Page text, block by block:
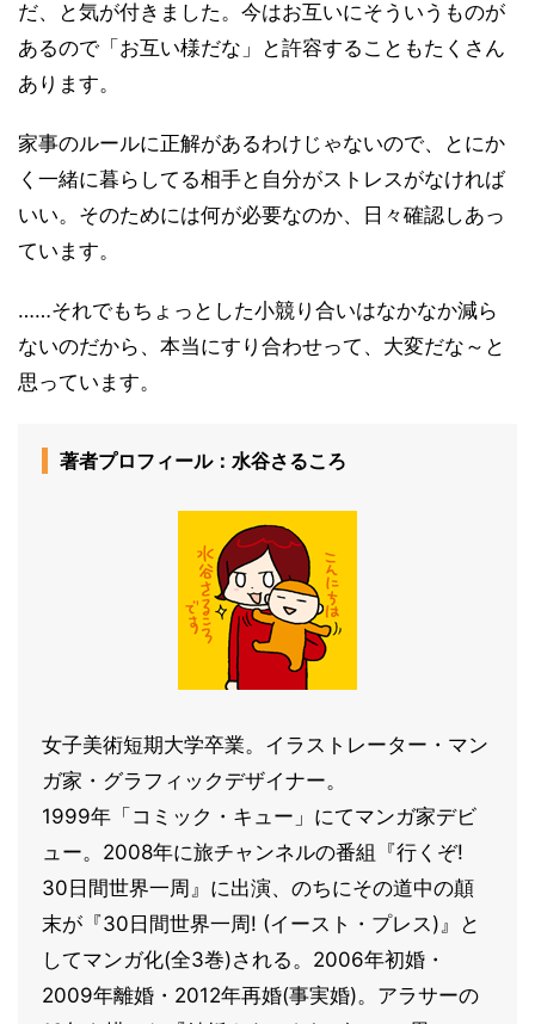
だ、と気が付きました。今はお互いにそういうものが
あるので「お互い様だな」と許容することもたくさん
あります。
家事のルールに正解があるわけじゃないので、とにか
く一緒に暮らしてる相手と自分がストレスがなければ
いい。そのためには何が必要なのか、日々確認しあっ
ています。
……それでもちょっとした小競り合いはなかなか減ら
ないのだから、本当にすり合わせって、大変だな～と
思っています。
著者プロフィール：水谷さるころ
女子美術短期大学卒業。イラストレーター・マン
ガ家・グラフィックデザイナー。
1999年「コミック・キュー」にてマンガ家デビ
ュー。2008年に旅チャンネルの番組『行くぞ!
30日間世界一周』に出演、のちにその道中の顛
末が『30日間世界一周! (イースト・プレス)』と
してマンガ化(全3巻)される。2006年初婚・
2009年離婚・2012年再婚(事実婚)。アラサーの